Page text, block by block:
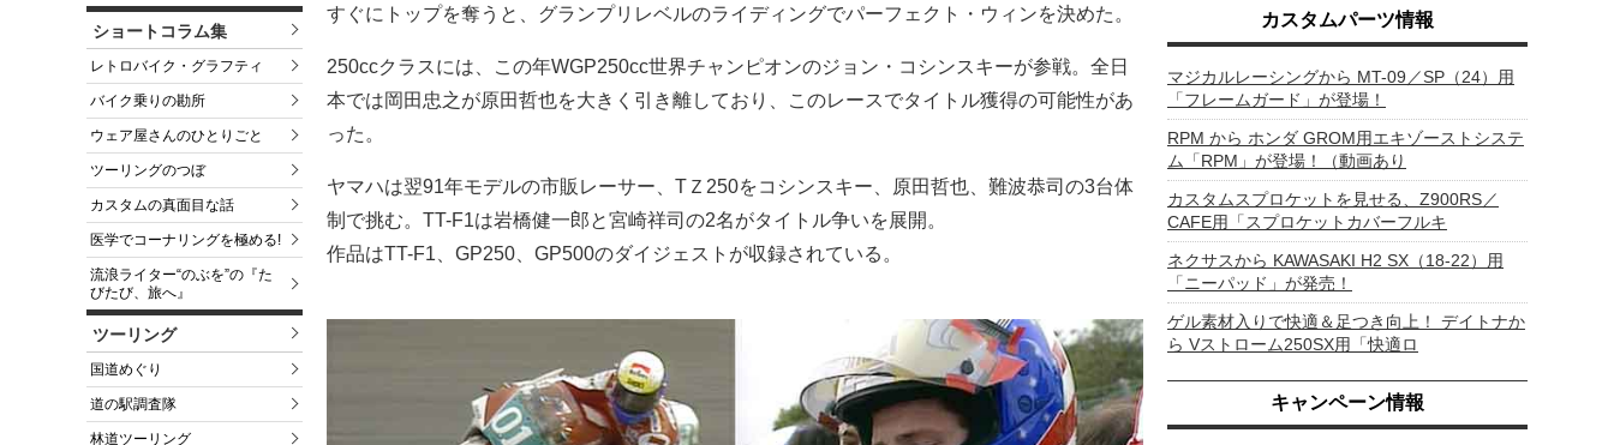
ショートコラム集
レトロバイク・グラフティ
バイク乗りの勘所
ウェア屋さんのひとりごと
ツーリングのつぼ
カスタムの真面目な話
医学でコーナリングを極める!
流浪ライター“のぶを”の『た
びたび、旅へ』
ツーリング
国道めぐり
道の駅調査隊
林道ツーリング
すぐにトップを奪うと、グランプリレベルのライディングでパーフェクト・ウィンを決めた。
250ccクラスには、この年WGP250cc世界チャンピオンのジョン・コシンスキーが参戦。全日
本では岡田忠之が原田哲也を大きく引き離しており、このレースでタイトル獲得の可能性があ
った。
ヤマハは翌91年モデルの市販レーサー、TＺ250をコシンスキー、原田哲也、難波恭司の3台体
制で挑む。TT-F1は岩橋健一郎と宮崎祥司の2名がタイトル争いを展開。
作品はTT-F1、GP250、GP500のダイジェストが収録されている。
カスタムパーツ情報
マジカルレーシングから MT-09／SP（24）用
「フレームガード」が登場！
RPM から ホンダ GROM用エキゾーストシステ
ム「RPM」が登場！（動画あり
カスタムスプロケットを見せる、Z900RS／
CAFE用「スプロケットカバーフルキ
ネクサスから KAWASAKI H2 SX（18-22）用
「ニーパッド」が発売！
ゲル素材入りで快適＆足つき向上！ デイトナか
ら Vストローム250SX用「快適ロ
キャンペーン情報